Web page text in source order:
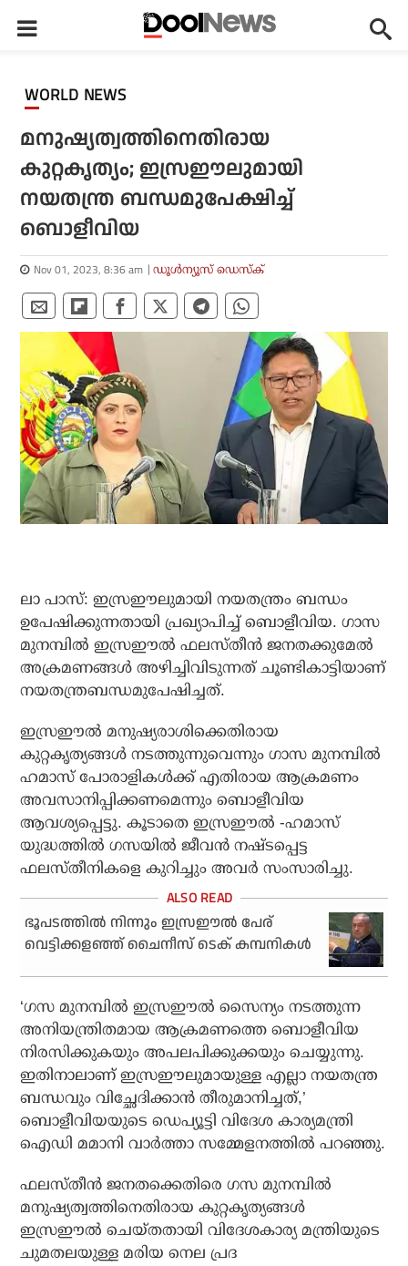
WORLD NEWS
മനുഷ്യത്വത്തിനെതിരായ
കുറ്റകൃത്യം; ഇസ്രഈലുമായി
നയതന്ത്ര ബന്ധമുപേക്ഷിച്ച്
ബൊളീവിയ
Nov 01, 2023, 8:36 am ഡൂള്‍ന്യൂസ് ഡെസ്‌ക്
ലാ പാസ്: ഇസ്രഈലുമായി നയതന്ത്രം ബന്ധം
ഉപേഷിക്കുന്നതായി പ്രഖ്യാപിച്ച് ബൊളീവിയ. ഗാസ
മുനമ്പില്‍ ഇസ്രഈല്‍ ഫലസ്തീന്‍ ജനതക്കുമേല്‍
അക്രമണങ്ങള്‍ അഴിച്ചിവിടുന്നത് ചൂണ്ടികാട്ടിയാണ്
നയതന്ത്രബന്ധമുപേഷിച്ചത്.
ഇസ്രഈല്‍ മനുഷ്യരാശിക്കെതിരായ
കുറ്റകൃത്യങ്ങള്‍ നടത്തുന്നുവെന്നും ഗാസ മുനമ്പില്‍
ഹമാസ് പോരാളികള്‍ക്ക് എതിരായ ആക്രമണം
അവസാനിപ്പിക്കണമെന്നും ബൊളീവിയ
ആവശ്യപ്പെട്ടു. കൂടാതെ ഇസ്രഈല്‍ -ഹമാസ്
യുദ്ധത്തില്‍ ഗസയില്‍ ജീവന്‍ നഷ്ടപ്പെട്ട
ഫലസ്തീനികളെ കുറിച്ചും അവര്‍ സംസാരിച്ചു.
ഭൂപടത്തില്‍ നിന്നും ഇസ്രഈല്‍ പേര്
വെട്ടിക്കളഞ്ഞ് ചൈനീസ് ടെക് കമ്പനികള്‍
‘ഗസ മുനമ്പില്‍ ഇസ്രഈല്‍ സൈന്യം നടത്തുന്ന
അനിയന്ത്രിതമായ ആക്രമണത്തെ ബൊളീവിയ
നിരസിക്കുകയും അപലപിക്കുക്കയും ചെയ്യുന്നു.
ഇതിനാലാണ് ഇസ്രഈലുമായുള്ള എല്ലാ നയതന്ത്ര
ബന്ധവും വിച്ഛേദിക്കാന്‍ തീരുമാനിച്ചത്,’
ബൊളീവിയയുടെ ഡെപ്യൂട്ടി വിദേശ കാര്യമന്ത്രി
ഐഡി മമാനി വാര്‍ത്താ സമ്മേളനത്തില്‍ പറഞ്ഞു.
ഫലസ്തീന്‍ ജനതക്കെതിരെ ഗസ മുനമ്പില്‍
മനുഷ്യത്വത്തിനെതിരായ കുറ്റകൃത്യങ്ങള്‍
ഇസ്രഈല്‍ ചെയ്തതായി വിദേശകാര്യ മന്ത്രിയുടെ
ചുമതലയുള്ള മരിയ നെല പ്രദ